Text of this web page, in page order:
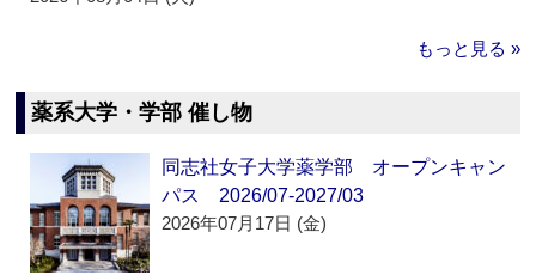
もっと見る »
薬系大学・学部 催し物
同志社女子大学薬学部 オープンキャン
パス 2026/07-2027/03
2026年07月17日 (金)